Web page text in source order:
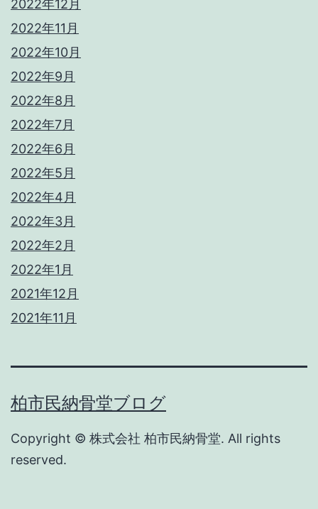
2022年12月
2022年11月
2022年10月
2022年9月
2022年8月
2022年7月
2022年6月
2022年5月
2022年4月
2022年3月
2022年2月
2022年1月
2021年12月
2021年11月
柏市民納骨堂ブログ
Copyright © 株式会社 柏市民納骨堂. All rights
reserved.